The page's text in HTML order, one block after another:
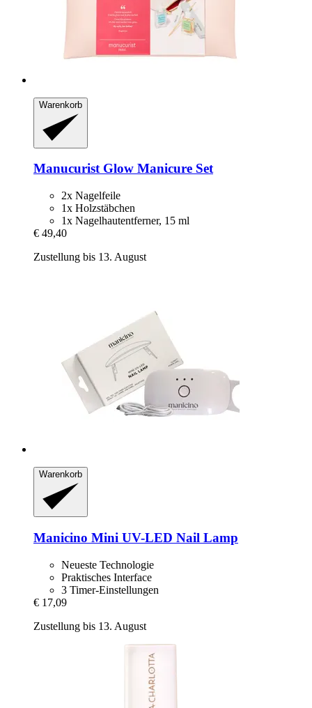
Warenkorb
ManucuristGlow Manicure Set
2x Nagelfeile
1x Holzstäbchen
1x Nagelhautentferner, 15 ml
€ 49,40
Zustellung bis 13. August
Warenkorb
Manicino Mini UV-​LED Nail Lamp
Neueste Technologie
Praktisches Interface
3 Timer-Einstellungen
€ 17,09
Zustellung bis 13. August